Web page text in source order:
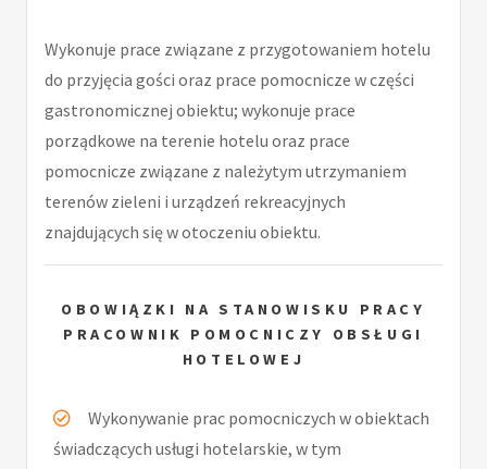
Wykonuje prace związane z przygotowaniem hotelu
do przyjęcia gości oraz prace pomocnicze w części
gastronomicznej obiektu; wykonuje prace
porządkowe na terenie hotelu oraz prace
pomocnicze związane z należytym utrzymaniem
terenów zieleni i urządzeń rekreacyjnych
znajdujących się w otoczeniu obiektu.
OBOWIĄZKI NA STANOWISKU PRACY
PRACOWNIK POMOCNICZY OBSŁUGI
HOTELOWEJ
Wykonywanie prac pomocniczych w obiektach
świadczących usługi hotelarskie, w tym